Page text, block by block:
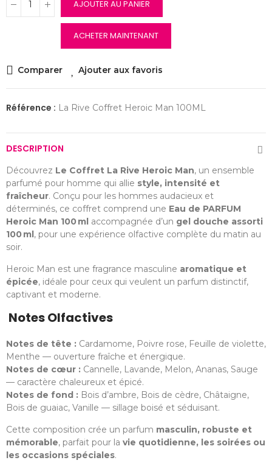
AJOUTER AU PANIER
ACHETER MAINTENANT
Comparer Ajouter aux favoris
Référence : La Rive Coffret Heroic Man 100ML
DESCRIPTION
Découvrez Le Coffret La Rive Heroic Man, un ensemble
parfumé pour homme qui allie style, intensité et
fraîcheur. Conçu pour les hommes audacieux et
déterminés, ce coffret comprend une Eau de PARFUM
Heroic Man 100 ml accompagnée d’un gel douche assorti
100 ml, pour une expérience olfactive complète du matin au
soir.
Heroic Man est une fragrance masculine aromatique et
épicée, idéale pour ceux qui veulent un parfum distinctif,
captivant et moderne.
Notes Olfactives
Notes de tête : Cardamome, Poivre rose, Feuille de violette,
Menthe — ouverture fraîche et énergique.
Notes de cœur : Cannelle, Lavande, Melon, Ananas, Sauge
— caractère chaleureux et épicé.
Notes de fond : Bois d’ambre, Bois de cèdre, Châtaigne,
Bois de guaiac, Vanille — sillage boisé et séduisant.
Cette composition crée un parfum masculin, robuste et
mémorable, parfait pour la vie quotidienne, les soirées ou
les occasions spéciales.